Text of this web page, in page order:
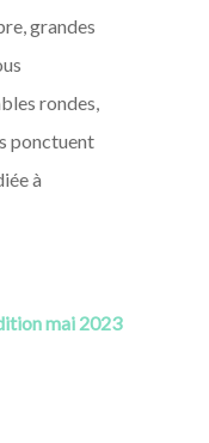
grandes
rondes,
ponctuent
à
mai 2023